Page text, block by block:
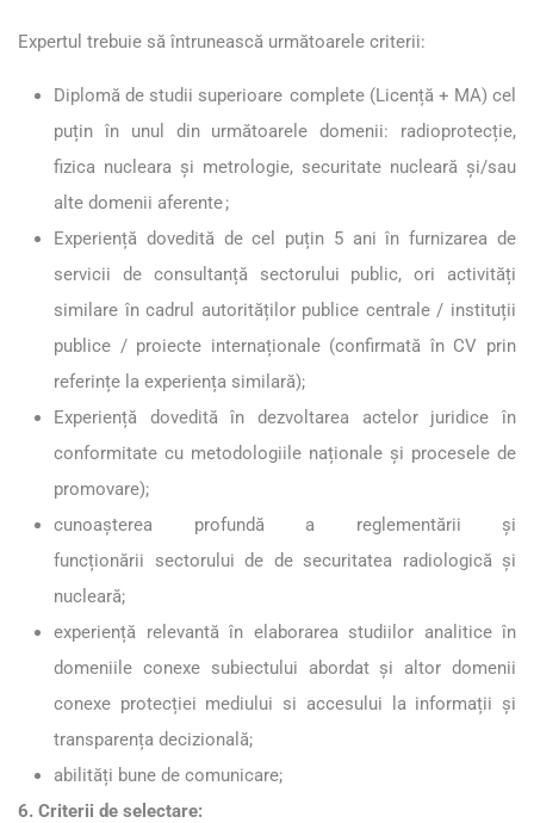
Expertul trebuie să întrunească următoarele criterii:
Diplomă de studii superioare complete (Licență + MA) cel
puțin în unul din următoarele domenii: radioprotecție,
fizica nucleara și metrologie, securitate nucleară și/sau
alte domenii aferente ;
Experiență dovedită de cel puțin 5 ani în furnizarea de
servicii de consultanță sectorului public, ori activități
similare în cadrul autorităților publice centrale / instituții
publice / proiecte internaționale (confirmată în CV prin
referințe la experiența similară);
Experiență dovedită în dezvoltarea actelor juridice în
conformitate cu metodologiile naționale și procesele de
promovare);
cunoașterea profundă a reglementării și
funcționării sectorului de de securitatea radiologică și
nucleară;
experiență relevantă în elaborarea studiilor analitice în
domeniile conexe subiectului abordat și altor domenii
conexe protecției mediului si accesului la informații și
transparența decizională;
abilități bune de comunicare;
6. Criterii de selectare: